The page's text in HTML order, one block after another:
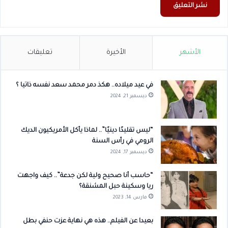
الأشهر الأخيرة تعليقات
في عيد ميلاده.. هكذ دمر محمد سعد نفسه ذاتيا ؟
ديسمبر 21, 2024
“ليس تقليدًا دينيًا”.. لماذا يأكل الأمريكيون الديك
الرومي في رأس السنة
ديسمبر 17, 2024
“حاسب أنا صحيح ولية لكن جدعة”.. كيف واجهت
ريا وسكينة حبل المشنقة؟
مارس 14, 2023
بعيدا عن الفيلم.. هذه هي نهاية عزت حنفي بطل